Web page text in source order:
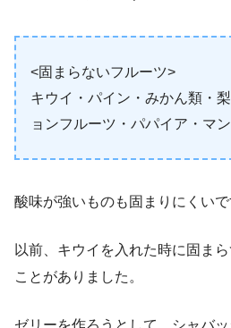
<固まらないフルーツ>
キウイ・パイン・みかん類・
ョンフルーツ・パパイア・マ
酸味が強いものも固まりにくいで
以前、キウイを入れた時に固ま
ことがありました。
ゼリーを作ろうとして、シャバ